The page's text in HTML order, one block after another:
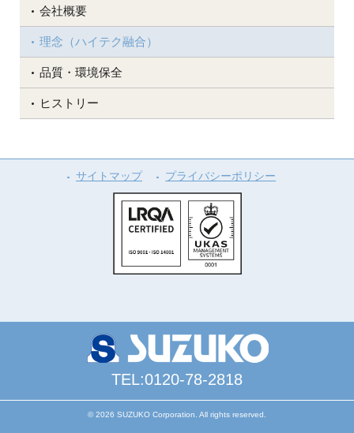
会社概要
理念（ハイテク融合）
品質・環境保全
ヒストリー
サイトマップ プライバシーポリシー
TEL:0120-78-2818
© 2026 SUZUKO Corporation. All rights reserved.